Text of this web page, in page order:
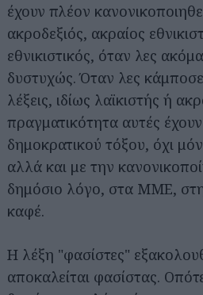
έχουν πλέον
ακροδεξιός, ακραίος
εθνικιστικός, όταν λες
δυστυχώς. Όταν λες
λέξεις, ιδίως λαϊκιστής ή
πραγματικότητα αυτές
δημοκρατικού τόξου, όχι
αλλά και με την
δημόσιο λόγο, στα ΜΜΕ,
καφέ.
Η λέξη "φασίστες"
αποκαλείται φασίστας.